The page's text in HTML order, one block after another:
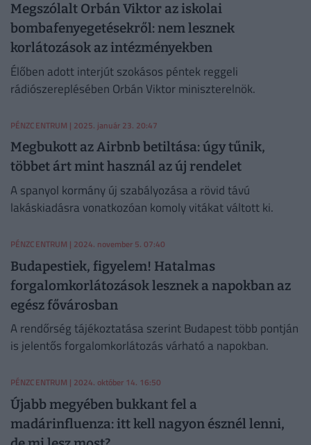
Megszólalt Orbán Viktor az iskolai
bombafenyegetésekről: nem lesznek
korlátozások az intézményekben
Élőben adott interjút szokásos péntek reggeli
rádiószereplésében Orbán Viktor miniszterelnök.
PÉNZCENTRUM | 2025. január 23. 20:47
Megbukott az Airbnb betiltása: úgy tűnik,
többet árt mint használ az új rendelet
A spanyol kormány új szabályozása a rövid távú
lakáskiadásra vonatkozóan komoly vitákat váltott ki.
PÉNZCENTRUM | 2024. november 5. 07:40
Budapestiek, figyelem! Hatalmas
forgalomkorlátozások lesznek a napokban az
egész fővárosban
A rendőrség tájékoztatása szerint Budapest több pontján
is jelentős forgalomkorlátozás várható a napokban.
PÉNZCENTRUM | 2024. október 14. 16:50
Újabb megyében bukkant fel a
madárinfluenza: itt kell nagyon észnél lenni,